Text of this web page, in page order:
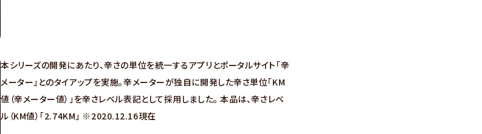
本シリーズの開発にあたり、辛さの単位を統一するアプリとポータルサイト「辛
メーター」とのタイアップを実施。辛メーターが独自に開発した辛さ単位「KM
値（辛メーター値）」を辛さレベル表記として採用しました。 本品は、辛さレベ
ル（KM値）「2.74KM」 ※2020.12.16現在